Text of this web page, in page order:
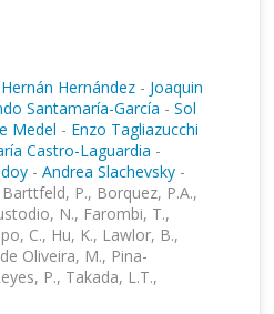
Hernán Hernández - Joaquin
Santamaría-García - Sol
Medel - Enzo Tagliazucchi
Castro-Laguardia -
- Andrea Slachevsky -
Barttfeld, P., Borquez, P.A.,
N., Farombi, T.,
C., Hu, K., Lawlor, B.,
Oliveira, M., Pina-
P., Takada, L.T.,